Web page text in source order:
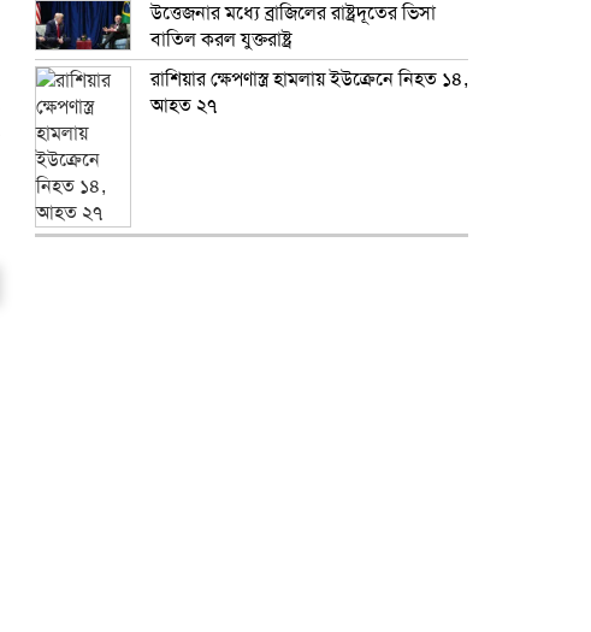
উত্তেজনার মধ্যে ব্রাজিলের রাষ্ট্রদূতের ভিসা
বাতিল করল যুক্তরাষ্ট্র
রাশিয়ার ক্ষেপণাস্ত্র হামলায় ইউক্রেনে নিহত ১৪,
আহত ২৭